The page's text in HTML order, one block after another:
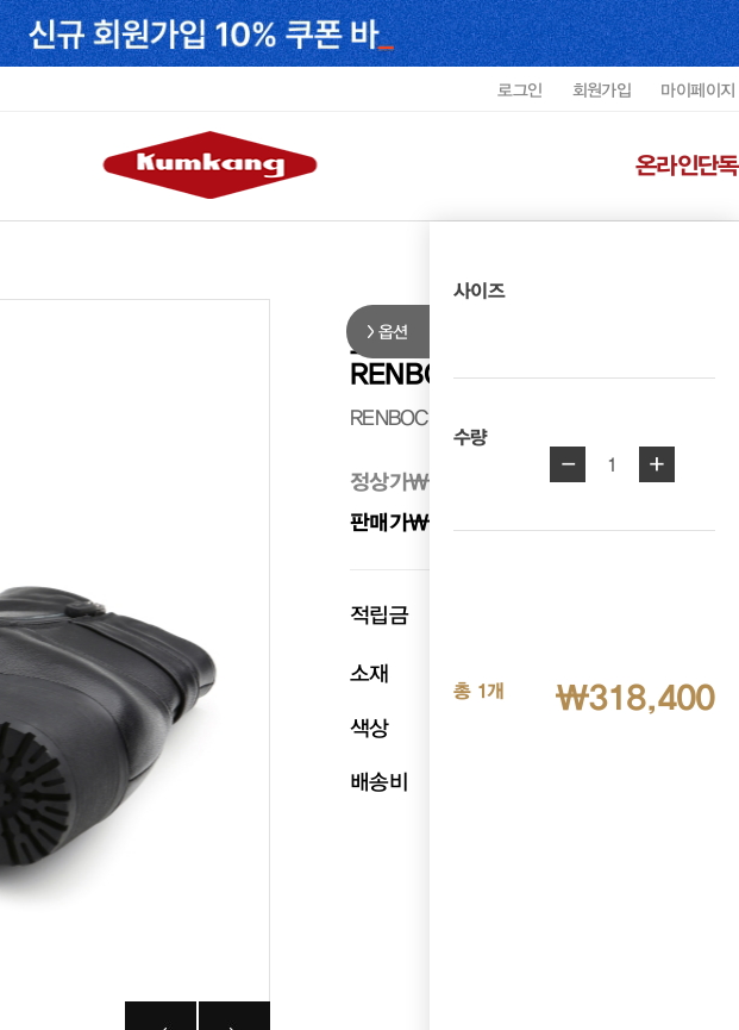
로그인 회원가입 마이페이지
온라인단독
옵션
사이즈
수량
- 1 +
총 1개 ₩318,400
르느와르 여성 체인 옆장식 앵클
RENBOC5933K1
RENBOC5933K1
정상가₩ 398,000
판매가₩ 318,400
적립금
소재
색상
배송비